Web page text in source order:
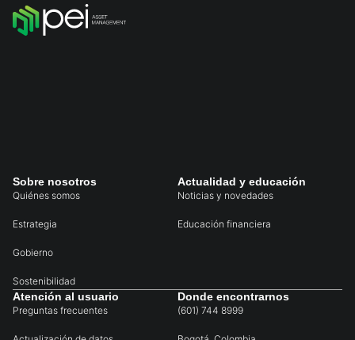
Sobre nosotros
Quiénes somos
Estrategia
Gobierno
Sostenibilidad
Actualidad y educación
Noticias y novedades
Educación financiera
Atención al usuario
Preguntas frecuentes
Donde encontrarnos
(601) 744 8999